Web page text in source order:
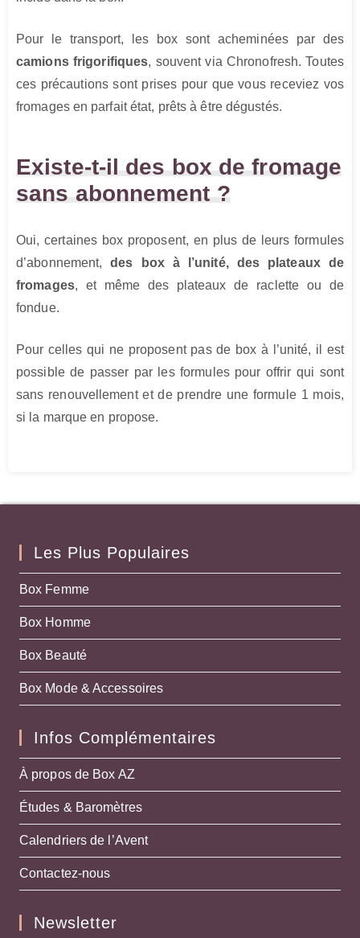
Pour le transport, les box sont acheminées par des
camions frigorifiques, souvent via Chronofresh. Toutes
ces précautions sont prises pour que vous receviez vos
fromages en parfait état, prêts à être dégustés.
Existe-t-il des box de fromage
sans abonnement ?
Oui, certaines box proposent, en plus de leurs formules
d’abonnement,des box à l’unité, des plateaux de
fromages, et même des plateaux de raclette ou de
fondue.
Pour celles qui ne proposent pas de box à l’unité, il est
possible de passer par les formules pour offrir qui sont
sans renouvellement et de prendre une formule 1 mois,
si la marque en propose.
Les Plus Populaires
Box Femme
Box Homme
Box Beauté
Box Mode & Accessoires
Infos Complémentaires
À propos de Box AZ
Études & Baromètres
Calendriers de l’Avent
Contactez-nous
Newsletter